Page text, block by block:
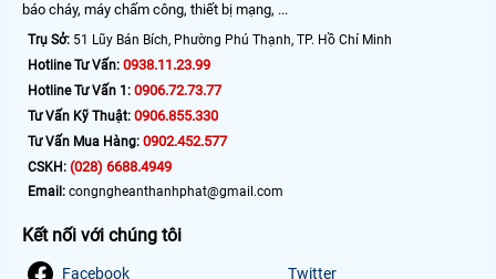
báo cháy, máy chấm công, thiết bị mạng, ...
Trụ Sở: 51 Lũy Bán Bích, Phường Phú Thạnh, TP. Hồ Chí Minh
Hotline Tư Vấn: 0938.11.23.99
Hotline Tư Vấn 1: 0906.72.73.77
Tư Vấn Kỹ Thuật: 0906.855.330
Tư Vấn Mua Hàng: 0902.452.577
CSKH: (028) 6688.4949
Email: congngheanthanhphat@gmail.com
Kết nối với chúng tôi
Facebook Twitter